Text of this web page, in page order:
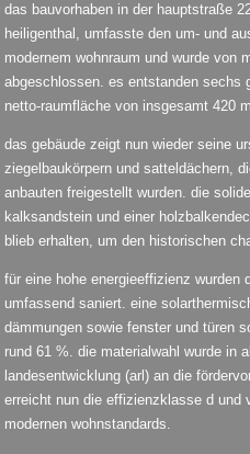
das bauvorhaben in der hauptstraße
heiligenthal, umfasste den um- und
modernem wohnraum und wurde von
abgeschlossen. es entstanden sechs
netto-raumfläche von insgesamt 420
das gebäude zeigt nun wieder seine
ziegelbaukörpern und satteldächern,
anbauten freigestellt wurden. die
kalksandstein und einer
blieb erhalten, um den historischen
für eine hohe energieeffizienz wurden
umfassend saniert. eine
dämmungen sowie fenster und türen
rund 61 %. die materialwahl wurde in
landesentwicklung (arl) an die
erreicht nun die effizienzklasse d und
modernen wohnstandards.